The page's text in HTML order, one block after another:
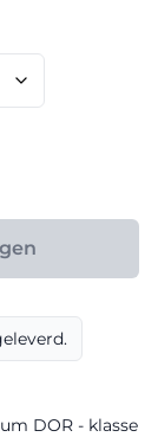
DOR - klasse